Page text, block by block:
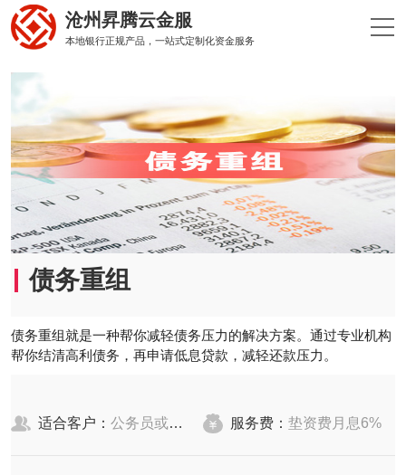
沧州昇腾云金服
本地银行正规产品，一站式定制化资金服务
债务重组
债务重组就是一种帮你减轻债务压力的解决方案。通过专业机构
帮你结清高利债务，再申请低息贷款，减轻还款压力。
适合客户： 公务员或者事业单位、国企、上市公司、500强等优良公司员工 服务费： 垫资费月息6%